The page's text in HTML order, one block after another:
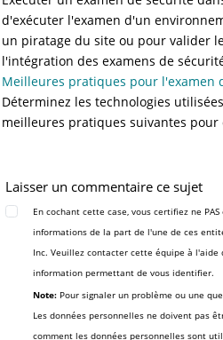
d'exécuter l'examen d'un
un piratage du site ou pour valider
l'intégration des examens de
Meilleures pratiques pour l'examen
Déterminez les technologies
meilleures pratiques suivantes pour
Laisser un commentaire ce sujet
En cochant cette case, vous certifiez ne
informations de la part de l'une de ces
Inc. Veuillez contacter cette équipe à
information permettant de vous identifier.
Note: Pour signaler un problème ou une
Les données personnelles ne doivent pas
comment les données personnelles sont